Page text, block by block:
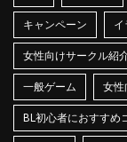
キャンペーン イ
女性向けサークル紹
一般ゲーム 女性
BL初心者におすすめ